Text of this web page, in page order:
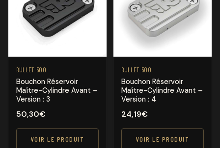
BULLET 500
Bouchon Réservoir
Maître-Cylindre Avant –
Version : 3
50,30€
VOIR LE PRODUIT
BULLET 500
Bouchon Réservoir
Maître-Cylindre Avant –
Version : 4
24,19€
VOIR LE PRODUIT